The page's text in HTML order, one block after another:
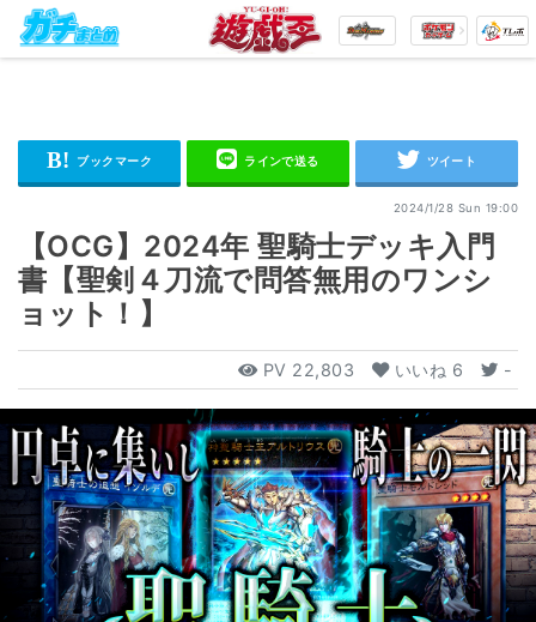
2024/1/28 Sun 19:00
【OCG】2024年 聖騎士デッキ入門
書【聖剣４刀流で問答無用のワンシ
ョット！】
PV 22,803 いいね 6 -